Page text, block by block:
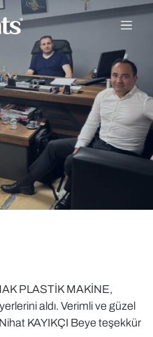
PLASTİK MAKİNE,
aldı. Verimli ve güzel
KAYIKÇI Beye teşekkür